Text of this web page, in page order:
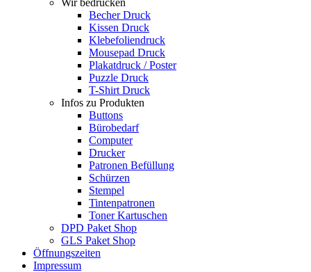
Wir bedrucken
Becher Druck
Kissen Druck
Klebefoliendruck
Mousepad Druck
Plakatdruck / Poster
Puzzle Druck
T-Shirt Druck
Infos zu Produkten
Buttons
Bürobedarf
Computer
Drucker
Patronen Befüllung
Schürzen
Stempel
Tintenpatronen
Toner Kartuschen
DPD Paket Shop
GLS Paket Shop
Öffnungszeiten
Impressum